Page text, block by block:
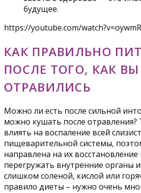
будущее.
https://youtube.com/
КАК ПРАВИЛЬНО
ПОСЛЕ ТОГО, КАК ВЫ
ОТРАВИЛИСЬ
Можно ли есть после сильной
можно кушать после отравления?
влиять на воспаление всей
пищеварительной системы,
направлена на их
перегружать внутренние органы
слишком соленой, кислой или
правило диеты – нужно очень